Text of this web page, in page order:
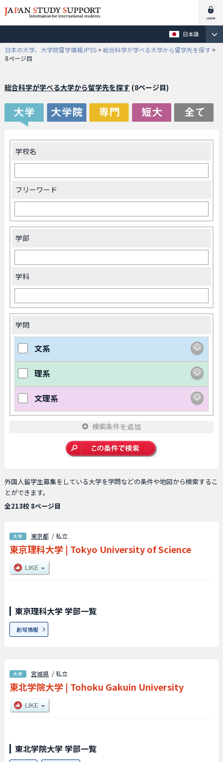
日本語
日本の大学、大学院留学情報JPSS >総合科学が学べる大学から留学先を探す >
8ページ目
総合科学が学べる大学から留学先を探す (8ページ目)
学校名
フリーワード
学部
学科
学問
文系
理系
文理系
検索条件を追加
外国人留学生募集をしている大学を学問などの条件や地図から検索するこ
とができます。
全213校 8ページ目
東京都 / 私立
東京理科大学 | Tokyo University of Science
東京理科大学 学部一覧
創域情報
宮城県 / 私立
東北学院大学 | Tohoku Gakuin University
東北学院大学 学部一覧